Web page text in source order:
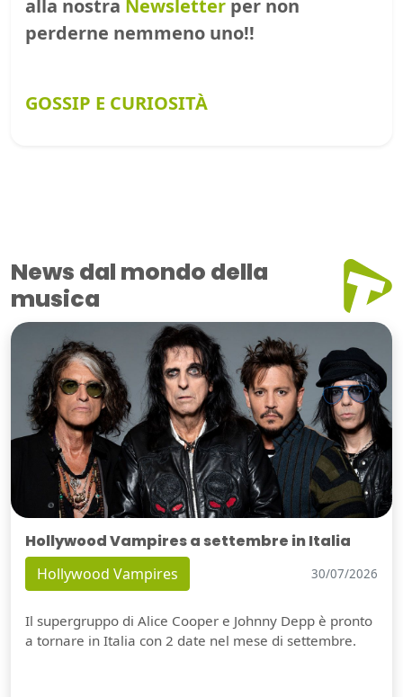
alla nostra Newsletter per non
perderne nemmeno uno!!
GOSSIP E CURIOSITÀ
News dal mondo della
musica
Hollywood Vampires a settembre in Italia
Hollywood Vampires 30/07/2026
Il supergruppo di Alice Cooper e Johnny Depp è pronto
a tornare in Italia con 2 date nel mese di settembre.